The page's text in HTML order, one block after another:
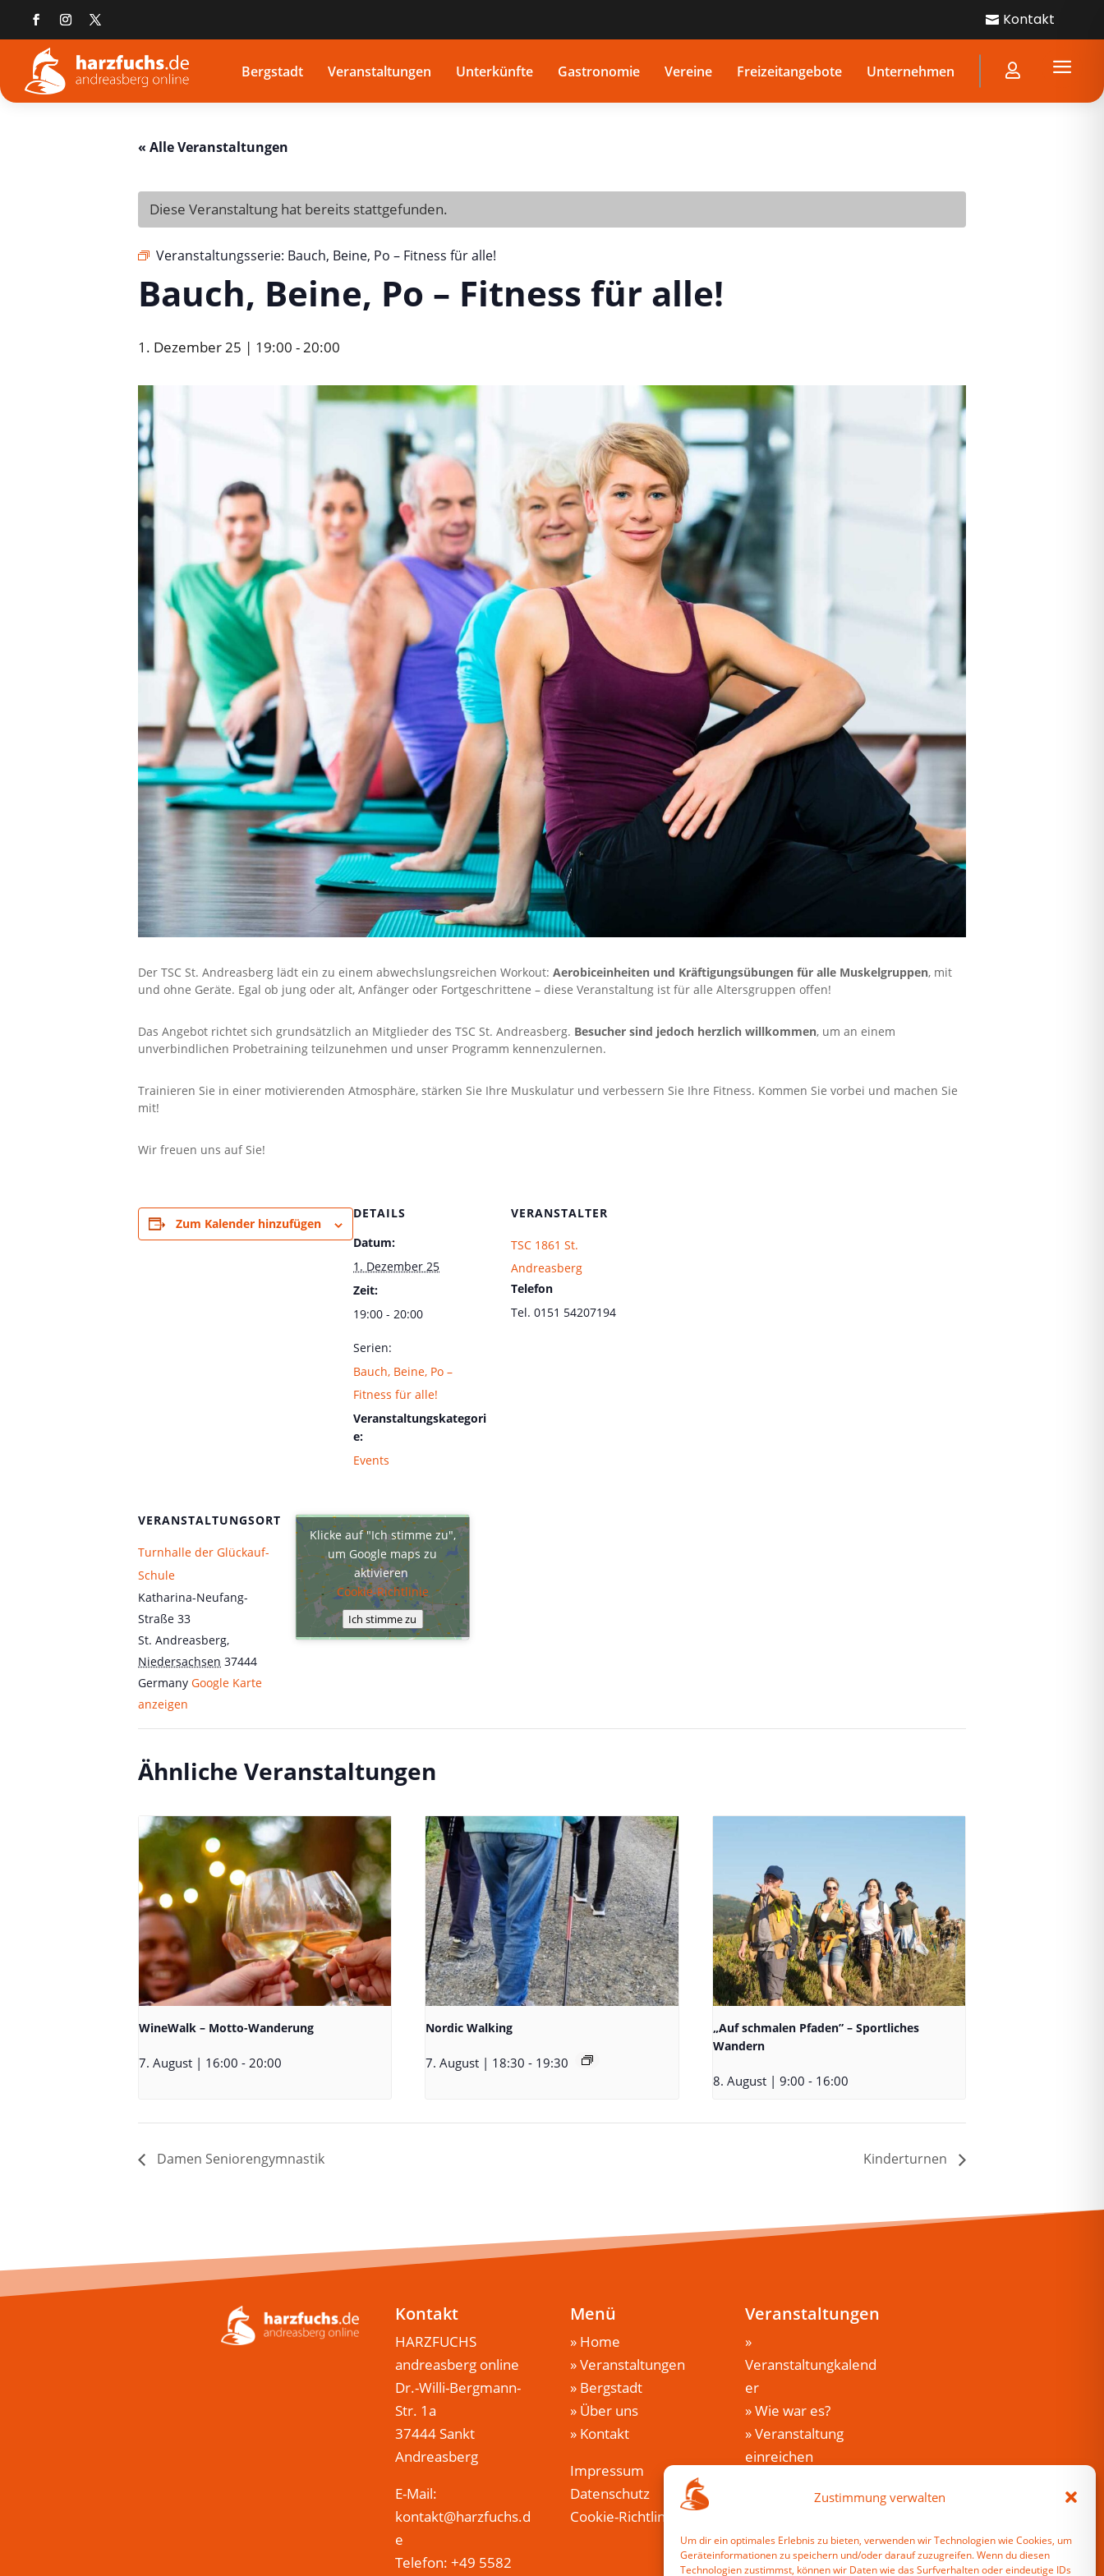
Zustimmung verwalten
Um dir ein optimales Erlebnis zu bieten, verwenden wir Technologien wie Cookies, um
Geräteinformationen zu speichern und/oder darauf zuzugreifen. Wenn du diesen
Technologien zustimmst, können wir Daten wie das Surfverhalten oder eindeutige IDs
 Kontakt
Bergstadt Veranstaltungen Unterkünfte Gastronomie Vereine Freizeitangebote Unternehmen  a
« Alle Veranstaltungen
Diese Veranstaltung hat bereits stattgefunden.
Veranstaltungsserie: Bauch, Beine, Po – Fitness für alle!
Bauch, Beine, Po – Fitness für alle!
1. Dezember 25 | 19:00 -20:00
Der TSC St. Andreasberg lädt ein zu einem abwechslungsreichen Workout: Aerobiceinheiten und Kräftigungsübungen für alle Muskelgruppen, mit
und ohne Geräte. Egal ob jung oder alt, Anfänger oder Fortgeschrittene – diese Veranstaltung ist für alle Altersgruppen offen!
Das Angebot richtet sich grundsätzlich an Mitglieder des TSC St. Andreasberg. Besucher sind jedoch herzlich willkommen, um an einem
unverbindlichen Probetraining teilzunehmen und unser Programm kennenzulernen.
Trainieren Sie in einer motivierenden Atmosphäre, stärken Sie Ihre Muskulatur und verbessern Sie Ihre Fitness. Kommen Sie vorbei und machen Sie
mit!
Wir freuen uns auf Sie!
Zum Kalender hinzufügen
DETAILS
Datum:
1. Dezember 25
Zeit:
19:00 - 20:00
Serien:
Bauch, Beine, Po –
Fitness für alle!
Veranstaltungskategori
e:
Events
VERANSTALTER
TSC 1861 St.
Andreasberg
Telefon
Tel. 0151 54207194
VERANSTALTUNGSORT
Turnhalle der Glückauf-
Schule
Katharina-Neufang-
Straße 33
St. Andreasberg,
Niedersachsen 37444
Germany Google Karte
anzeigen
Klicke auf "Ich stimme zu",
um Google maps zu
aktivieren
Cookie-Richtlinie
Ich stimme zu
Ähnliche Veranstaltungen
WineWalk – Motto-Wanderung
7. August | 16:00 - 20:00
Nordic Walking
7. August | 18:30 - 19:30
„Auf schmalen Pfaden” – Sportliches
Wandern
8. August | 9:00 - 16:00
Damen Seniorengymnastik Kinderturnen
Kontakt
HARZFUCHS
andreasberg online
Dr.-Willi-Bergmann-
Str. 1a
37444 Sankt
Andreasberg
E-Mail:
kontakt@harzfuchs.d
e
Telefon: +49 5582
Menü
» Home
»Veranstaltungen
» Bergstadt
» Über uns
» Kontakt
Impressum
Datenschutz
Cookie-Richtlinie (EU)
Veranstaltungen
»
Veranstaltungkalend
er
»Wie war es?
»Veranstaltung
einreichen
Mein Harzfuchs
»Registrieren